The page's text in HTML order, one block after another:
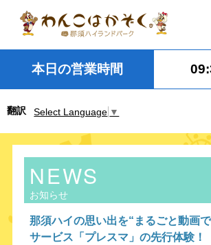
本日の営業時間
翻訳 Select Language ▼
NEWS
お知らせ
那須ハイの思い出を“まるごと動画
サービス「プレスマ」の先行体験！